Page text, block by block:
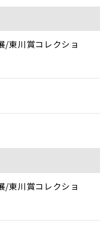
/東川賞コレクショ
/東川賞コレクショ